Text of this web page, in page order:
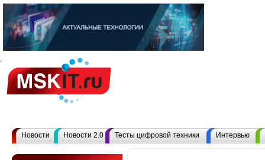
Новости Новости 2.0 Тесты цифровой техники Интервью